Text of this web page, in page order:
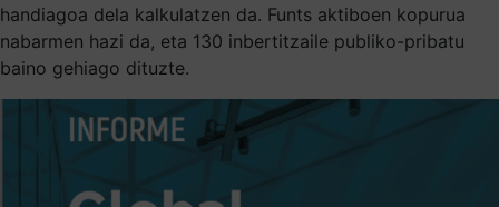
handiagoa dela kalkulatzen da. Funts aktiboen kopurua
nabarmen hazi da, eta 130 inbertitzaile publiko-pribatu
baino gehiago dituzte.